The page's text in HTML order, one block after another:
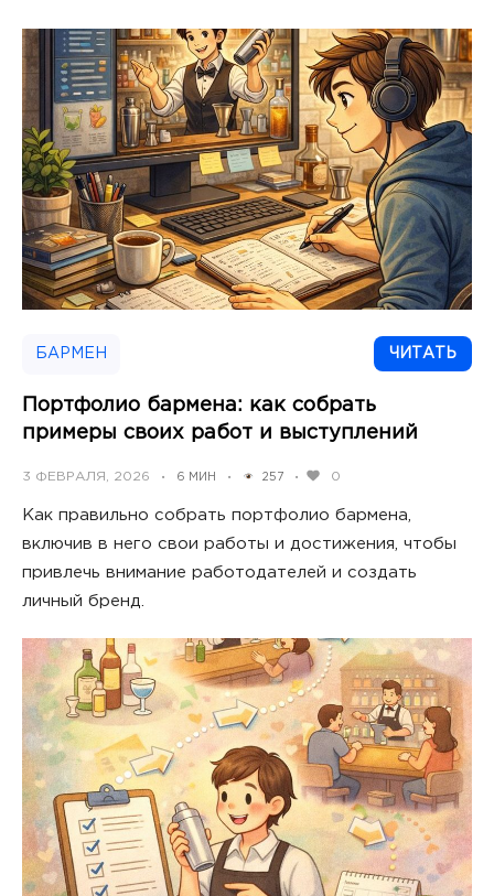
БАРМЕН ЧИТАТЬ
Портфолио бармена: как собрать
примеры своих работ и выступлений
POSTED
3 ФЕВРАЛЯ, 2026 • 6 МИН • 257 • 0
Как правильно собрать портфолио бармена,
включив в него свои работы и достижения, чтобы
привлечь внимание работодателей и создать
личный бренд.